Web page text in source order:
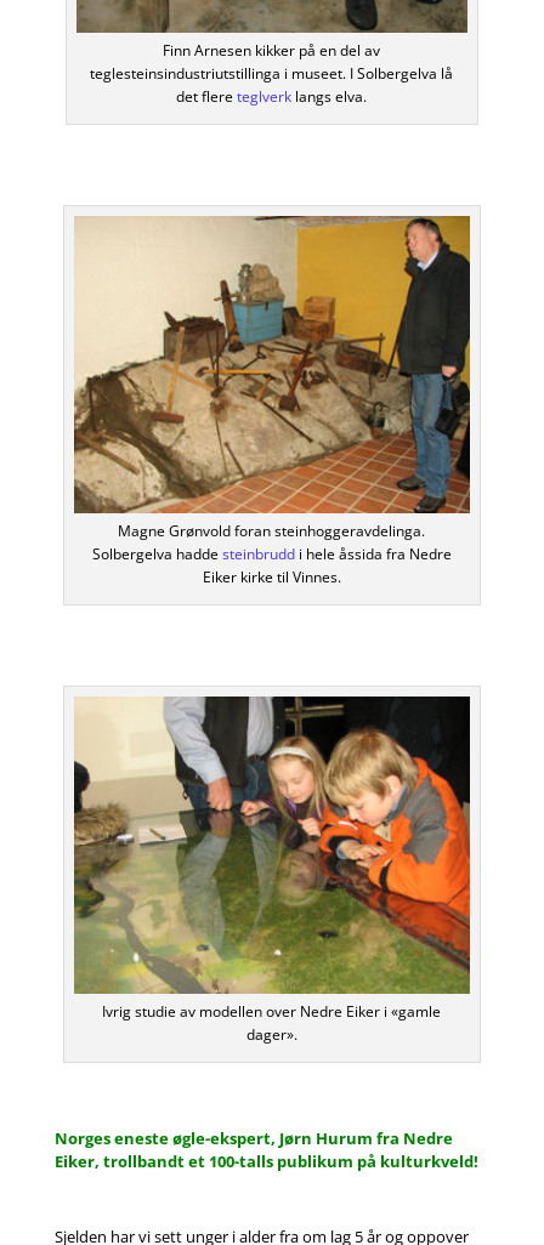
Finn Arnesen kikker på en del av
teglesteinsindustriutstillinga i museet. I Solbergelva lå
det flereteglverk langs elva.
Magne Grønvold foran steinhoggeravdelinga.
Solbergelva hadde steinbruddi hele åssida fra Nedre
Eiker kirke til Vinnes.
Ivrig studie av modellen over Nedre Eiker i «gamle
dager».
Norges eneste øgle-ekspert, Jørn Hurum fra Nedre
Eiker, trollbandt et 100-talls publikum på kulturkveld!
Sjelden har vi sett unger i alder fra om lag 5 år og oppover